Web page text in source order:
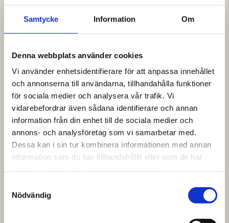
Samtycke Information Om
Denna webbplats använder cookies
Vi använder enhetsidentifierare för att anpassa innehållet
och annonserna till användarna, tillhandahålla funktioner
för sociala medier och analysera vår trafik. Vi
vidarebefordrar även sådana identifierare och annan
information från din enhet till de sociala medier och
annons- och analysföretag som vi samarbetar med.
Dessa kan i sin tur kombinera informationen med annan
information som du har tillhandahållit eller som de har
Nödvändig
GBJ Bygg är tacksamma för förtroendet från BTE’s
sida att få förverkliga och utföra det här projektet på
parallellt med det ansvaret för byggarbetsplatsen där
förberedande markarbeten redan är i gång i regi av
BTE.
Svensk Fastighetsförmedling via Per-Henric Olsson
har haft uppdraget att sälja lägenheterna och
samarbetet fortsätter tillsammans med GBJ Bygg.
Byggstart inom kort
kommer att förvalta förtroendet och vi räknar med
byggstart inom kort, säger Staffan Dahlström, VD för